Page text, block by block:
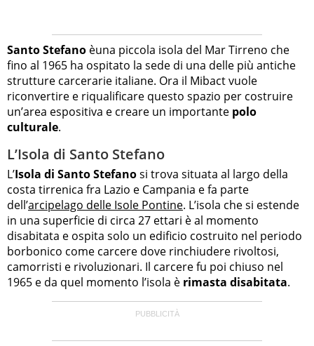
Santo Stefano èuna piccola isola del Mar Tirreno che
fino al 1965 ha ospitato la sede di una delle più antiche
strutture carcerarie italiane. Ora il Mibact vuole
riconvertire e riqualificare questo spazio per costruire
un’area espositiva e creare un importante polo
culturale.
L’Isola di Santo Stefano
L’Isola di Santo Stefanosi trova situata al largo della
costa tirrenica fra Lazio e Campania e fa parte
dell’arcipelago delle Isole Pontine. L’isola che si estende
in una superficie di circa 27 ettari è al momento
disabitata e ospita solo un edificio costruito nel periodo
borbonico come carcere dove rinchiudere rivoltosi,
camorristi e rivoluzionari. Il carcere fu poi chiuso nel
1965 e da quel momento l’isola è rimasta disabitata.